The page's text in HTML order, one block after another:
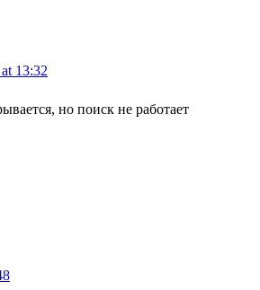
13:32
но поиск не работает